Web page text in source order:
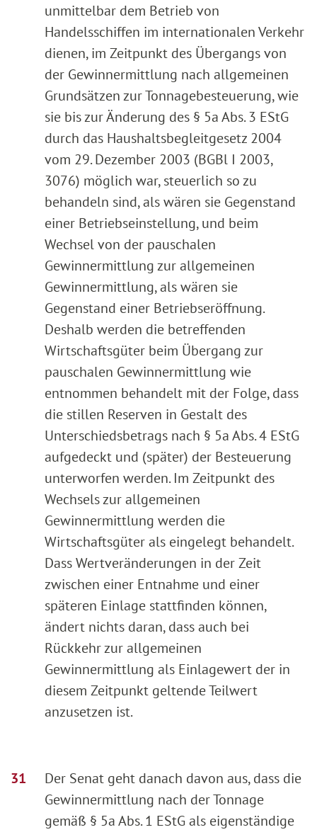
unmittelbar dem Betrieb von
Handelsschiffen im internationalen Verkehr
dienen, im Zeitpunkt des Übergangs von
der Gewinnermittlung nach allgemeinen
Grundsätzen zur Tonnagebesteuerung, wie
sie bis zur Änderung des § 5a Abs. 3 EStG
durch das Haushaltsbegleitgesetz 2004
vom 29. Dezember 2003 (BGBl I 2003,
3076) möglich war, steuerlich so zu
behandeln sind, als wären sie Gegenstand
einer Betriebseinstellung, und beim
Wechsel von der pauschalen
Gewinnermittlung zur allgemeinen
Gewinnermittlung, als wären sie
Gegenstand einer Betriebseröffnung.
Deshalb werden die betreffenden
Wirtschaftsgüter beim Übergang zur
pauschalen Gewinnermittlung wie
entnommen behandelt mit der Folge, dass
die stillen Reserven in Gestalt des
Unterschiedsbetrags nach § 5a Abs. 4 EStG
aufgedeckt und (später) der Besteuerung
unterworfen werden. Im Zeitpunkt des
Wechsels zur allgemeinen
Gewinnermittlung werden die
Wirtschaftsgüter als eingelegt behandelt.
Dass Wertveränderungen in der Zeit
zwischen einer Entnahme und einer
späteren Einlage stattfinden können,
ändert nichts daran, dass auch bei
Rückkehr zur allgemeinen
Gewinnermittlung als Einlagewert der in
diesem Zeitpunkt geltende Teilwert
anzusetzen ist.
Der Senat geht danach davon aus, dass die
Gewinnermittlung nach der Tonnage
gemäß § 5a Abs. 1 EStG als eigenständige